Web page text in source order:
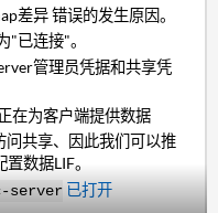
差异 错误的发生原因。
"已连接"。
管理员凭据和共享凭
在为客户端提供数据
问共享、因此我们可以推
数据LIF。
server 已打开